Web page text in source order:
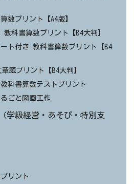
数プリント【A4版】
科書算数プリント【B4大判】
ト付き 教科書算数プリント【B4
題プリント【B4大判】
科書算数テストプリント
ごと図画工作
学級経営・あそび・特別支
リント